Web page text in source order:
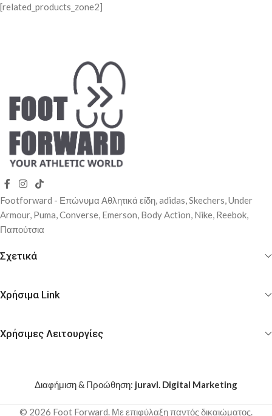
[related_products_zone2]
Footforward - Επώνυμα Αθλητικά είδη, adidas, Skechers, Under
Αrmour, Puma, Converse, Emerson, Body Action, Nike, Reebok,
Παπούτσια
Σχετικά
Χρήσιμα Link
Χρήσιμες Λειτουργίες
Διαφήμιση & Προώθηση: juravl. Digital Marketing
© 2026 Foot Forward. Με επιφύλαξη παντός δικαιώματος.